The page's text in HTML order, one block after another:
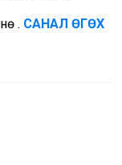
үү. САНАЛ ӨГӨХ